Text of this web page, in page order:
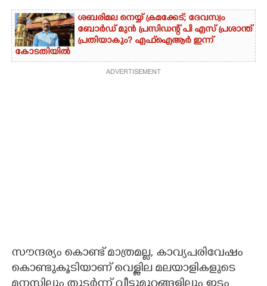
ശബരിമല നെയ്യ് ക്രമക്കേട്; ദേവസ്വം
ബോർഡ് മുൻ പ്രസിഡന്റ് പി എസ് പ്രശാന്ത്
പ്രതിയാകും? എഫ്ഐആർ ഇന്ന്
കോടതിയിൽ
ADVERTISEMENT
സൗന്ദര്യം കൊണ്ട് മാത്രമല്ല, കാവ്യപരിവേഷം
കൊണ്ടുകൂടിയാണ് വെള്ളില മലയാളികളുടെ